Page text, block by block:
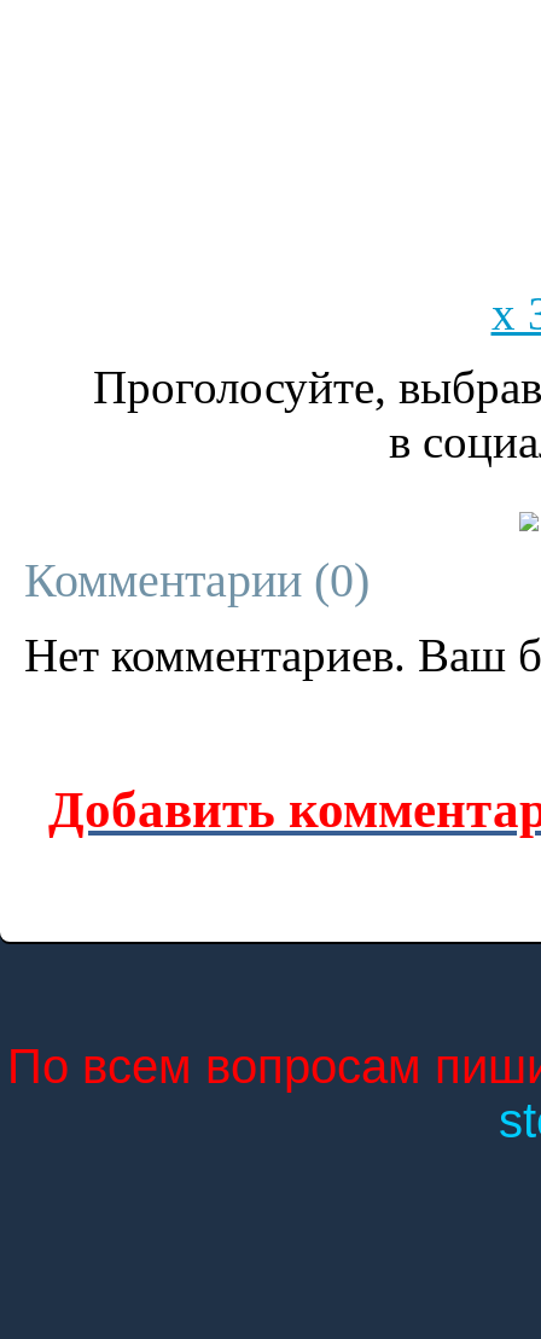
x
Проголосуйте,
в
Комментарии (0)
Нет комментариев. Ваш
Добавить
По всем вопросам